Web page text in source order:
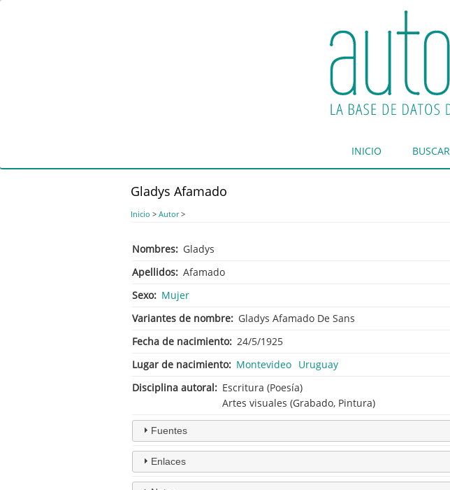
INICIO BUSCAR
Gladys Afamado
Inicio > Autor>
Nombres
Gladys
Apellidos Afamado
Sexo
Mujer
Variantes de nombre
Gladys Afamado De Sans
Fecha de nacimiento
24/5/1925
Lugar de nacimiento
Montevideo Uruguay
Disciplina autoral
Escritura (Poesía)
Artes visuales (Grabado, Pintura)
Fuentes
Enlaces